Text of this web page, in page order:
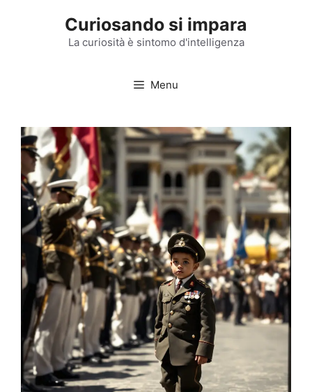
Curiosando si impara
La curiosità è sintomo d'intelligenza
Menu